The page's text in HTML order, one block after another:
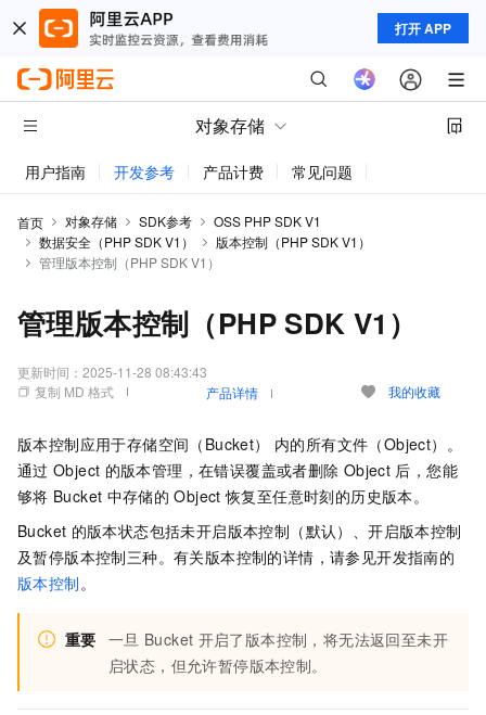
打开 APP
对象存储
用户指南 开发参考 产品计费 常见问题
首页 对象存储 SDK参考
OSS PHP SDK V1
数据安全（PHP SDK V1）
版本控制（PHP SDK V1）
管理版本控制（PHP SDK V1）
管理版本控制（PHP SDK V1）
更新时间： 2025-11-28 08:43:43
复制 MD 格式
产品详情 我的收藏
版本控制应用于存储空间（Bucket） 内的所有文件（Object）。
通过 Object 的版本管理，在错误覆盖或者删除 Object 后，您能
够将 Bucket 中存储的 Object 恢复至任意时刻的历史版本。
Bucket 的版本状态包括未开启版本控制（默认）、开启版本控制
及暂停版本控制三种。有关版本控制的详情，请参见开发指南的
版本控制。
重要 一旦 Bucket 开启了版本控制，将无法返回至未开
启状态，但允许暂停版本控制。